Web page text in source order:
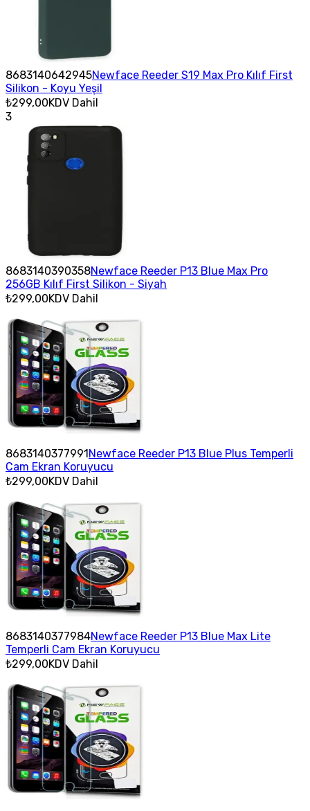
8683140642945Newface Reeder S19 Max Pro Kılıf First
Silikon - Koyu Yeşil
₺299,00KDV Dahil
3
8683140390358Newface Reeder P13 Blue Max Pro
256GB Kılıf First Silikon - Siyah
₺299,00KDV Dahil
8683140377991Newface Reeder P13 Blue Plus Temperli
Cam Ekran Koruyucu
₺299,00KDV Dahil
8683140377984Newface Reeder P13 Blue Max Lite
Temperli Cam Ekran Koruyucu
₺299,00KDV Dahil